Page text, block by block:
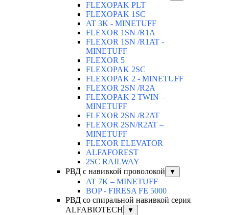
FLEXOPAK PLT
FLEXOPAK 1SС
AT 3K - MINETUFF
FLEXOR 1SN /R1A
FLEXOR 1SN /R1AT -
MINETUFF
FLEXOR 5
FLEXOPAK 2SС
FLEXOPAK 2 - MINETUFF
FLEXOR 2SN /R2A
FLEXOPAK 2 TWIN –
MINETUFF
FLEXOR 2SN /R2AT
FLEXOR 2SN/R2AT –
MINETUFF
FLEXOR ELEVATOR
ALFAFOREST
2SC RAILWAY
РВД с навивкой проволокой
▼
AT 7K – MINETUFF
BOP - FIRESA FE 5000
РВД со спиральной навивкой серия
ALFABIOTECH
▼